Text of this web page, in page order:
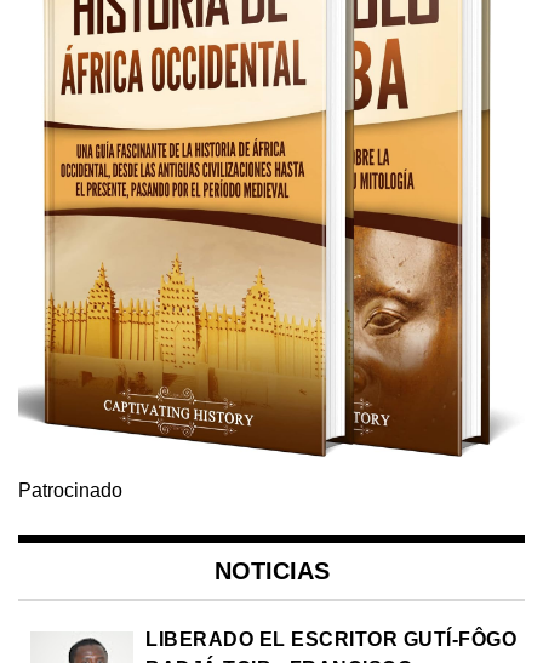
Patrocinado
NOTICIAS
LIBERADO EL ESCRITOR GUTÍ-FÔGO